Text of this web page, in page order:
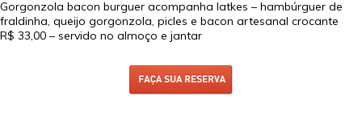
Gorgonzola bacon burguer acompanha latkes – hambúrguer de
fraldinha, queijo gorgonzola, picles e bacon artesanal crocante
R$ 33,00 – servido no almoço e jantar